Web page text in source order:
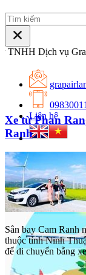
Travel
Liên hệ
Xe từ Phan
Ranh
Sân bay Cam Ranh
thuộc tỉnh Ninh
để di chuyển bằng